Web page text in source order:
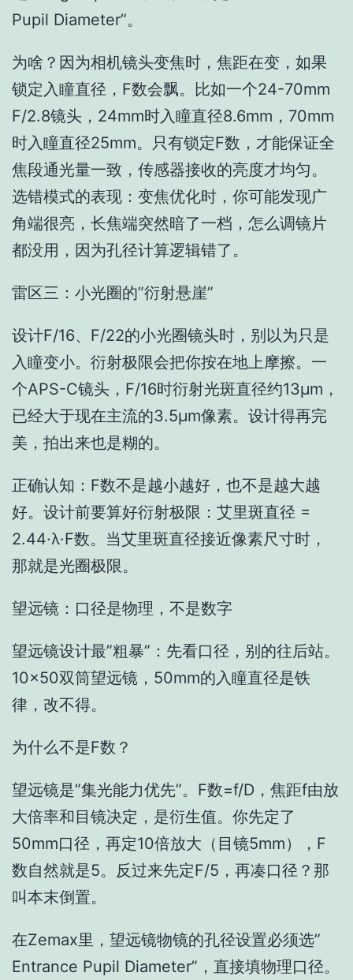
Pupil Diameter”。
为啥？因为相机镜头变焦时，焦距在变，如果
锁定入瞳直径，F数会飘。比如一个24-70mm
F/2.8镜头，24mm时入瞳直径8.6mm，70mm
时入瞳直径25mm。只有锁定F数，才能保证全
焦段通光量一致，传感器接收的亮度才均匀。
选错模式的表现：变焦优化时，你可能发现广
角端很亮，长焦端突然暗了一档，怎么调镜片
都没用，因为孔径计算逻辑错了。
雷区三：小光圈的”衍射悬崖”
设计F/16、F/22的小光圈镜头时，别以为只是
入瞳变小。衍射极限会把你按在地上摩擦。一
个APS-C镜头，F/16时衍射光斑直径约13μm，
已经大于现在主流的3.5μm像素。设计得再完
美，拍出来也是糊的。
正确认知：F数不是越小越好，也不是越大越
好。设计前要算好衍射极限：艾里斑直径 =
2.44·λ·F数。当艾里斑直径接近像素尺寸时，
那就是光圈极限。
望远镜：口径是物理，不是数字
望远镜设计最”粗暴”：先看口径，别的往后站。
10×50双筒望远镜，50mm的入瞳直径是铁
律，改不得。
为什么不是F数？
望远镜是”集光能力优先”。F数=f/D，焦距f由放
大倍率和目镜决定，是衍生值。你先定了
50mm口径，再定10倍放大（目镜5mm），F
数自然就是5。反过来先定F/5，再凑口径？那
叫本末倒置。
在Zemax里，望远镜物镜的孔径设置必须选”
Entrance Pupil Diameter”，直接填物理口径。